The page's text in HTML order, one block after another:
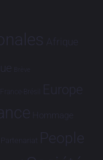
Afrique
Brève
Brésil Europe
Hommage
Partenariat People